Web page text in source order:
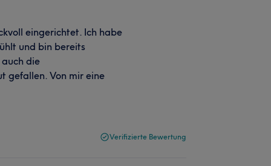
eingerichtet. Ich habe
und bin bereits
die
gefallen. Von mir eine
Verifizierte Bewertung